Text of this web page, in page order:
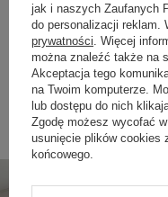
Rodzaj
Poprzedni z tej
jak i naszych Zaufanych
do personalizacji reklam.
prywatności . Więcej
można znaleźć także na
Akceptacja tego
na Twoim komputerze.
lub dostępu do nich
Zgodę możesz wycofać
usunięcie plików cookies
końcowego.